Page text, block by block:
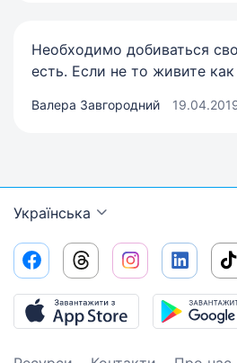
Необходимо добиваться
есть. Если не то живите
Валера Завгородний
Українська